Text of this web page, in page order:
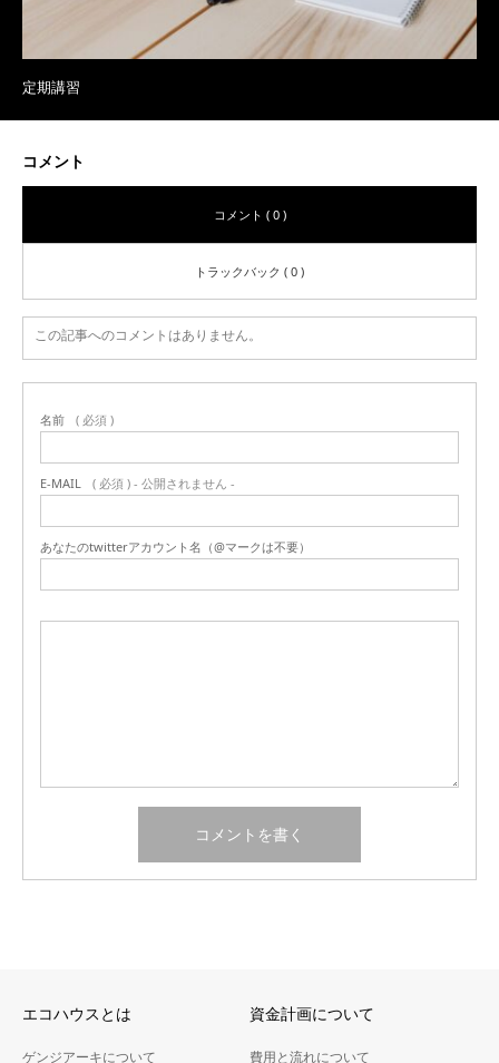
定期講習
コメント
コメント ( 0 )
トラックバック ( 0 )
この記事へのコメントはありません。
名前 ( 必須 )
E-MAIL ( 必須 ) - 公開されません -
あなたのtwitterアカウント名（@マークは不要）
エコハウスとは
ゲンジアーキについて
資金計画について
費用と流れについて